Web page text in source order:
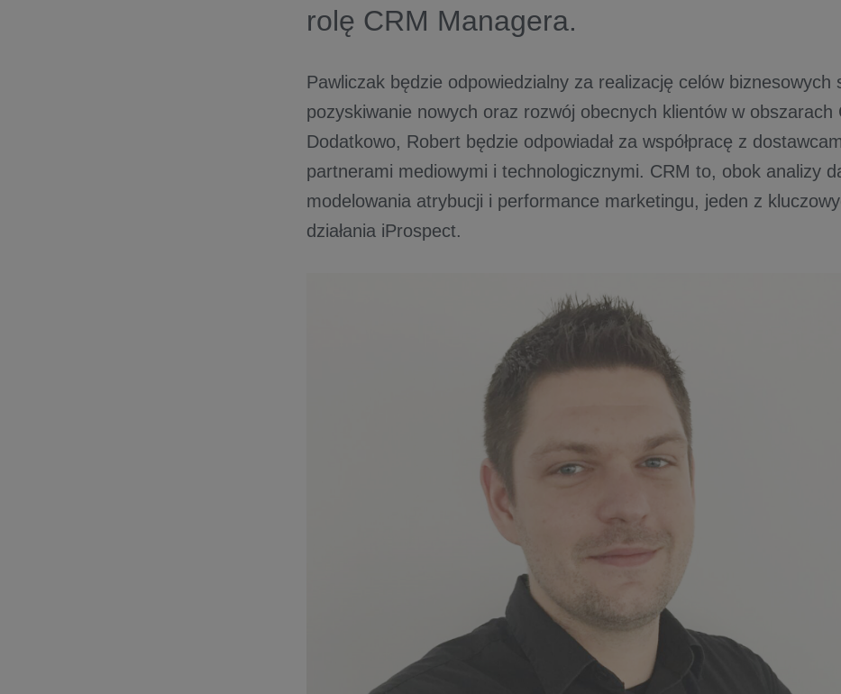
rolę CRM Managera.
Pawliczak będzie odpowiedzialny za realizację celów biznesowych
pozyskiwanie nowych oraz rozwój obecnych klientów w obszarach
Dodatkowo, Robert będzie odpowiadał za współpracę z
partnerami mediowymi i technologicznymi. CRM to, obok analizy
modelowania atrybucji i performance marketingu, jeden z
działania iProspect.